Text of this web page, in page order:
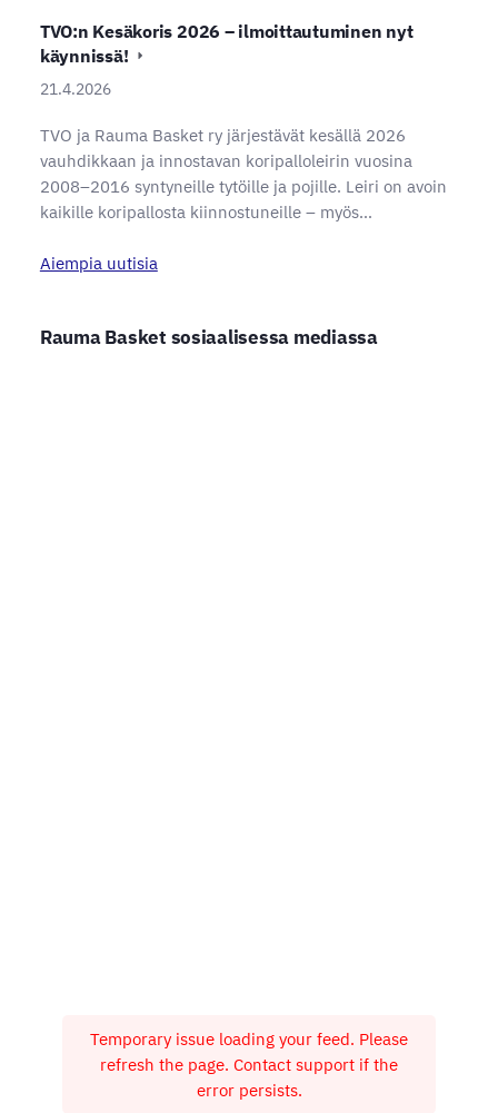
TVO:n Kesäkoris 2026 – ilmoittautuminen nyt
käynnissä!
21.4.2026
TVO ja Rauma Basket ry järjestävät kesällä 2026
vauhdikkaan ja innostavan koripalloleirin vuosina
2008–2016 syntyneille tytöille ja pojille. Leiri on avoin
kaikille koripallosta kiinnostuneille – myös…
Aiempia uutisia
Rauma Basket sosiaalisessa mediassa
Temporary issue loading your feed. Please
refresh the page. Contact support if the
error persists.